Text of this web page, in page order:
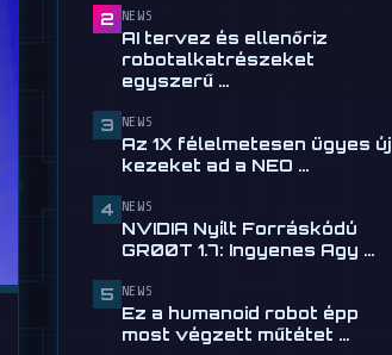
📰Az 1X félelmetesen ügyes új
kezeket ad a NEO
humanoidnak
🎬Az Unitree új robotkutyája
kerekeken gurul a
július 24
NVIDIA Nyílt Forráskódú
július 13
2 NEWS
AI tervez és ellenőriz
robotalkatrészeket
egyszerű …
3 NEWS
Az 1X félelmetesen ügyes új
kezeket ad a NEO …
4 NEWS
NVIDIA Nyílt Forráskódú
GR00T 1.7: Ingyenes Agy …
5 NEWS
Ez a humanoid robot épp
most végzett műtétet …